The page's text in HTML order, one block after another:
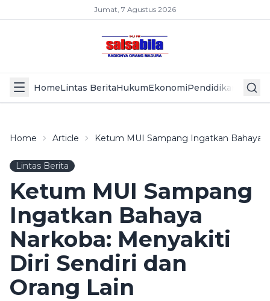
Jumat, 7 Agustus 2026
HomeLintas BeritaHukumEkonomiPendidikan Politik
Home Article Ketum MUI Sampang Ingatkan Bahaya
Lintas Berita
Ketum MUI Sampang
Ingatkan Bahaya
Narkoba: Menyakiti
Diri Sendiri dan
Orang Lain